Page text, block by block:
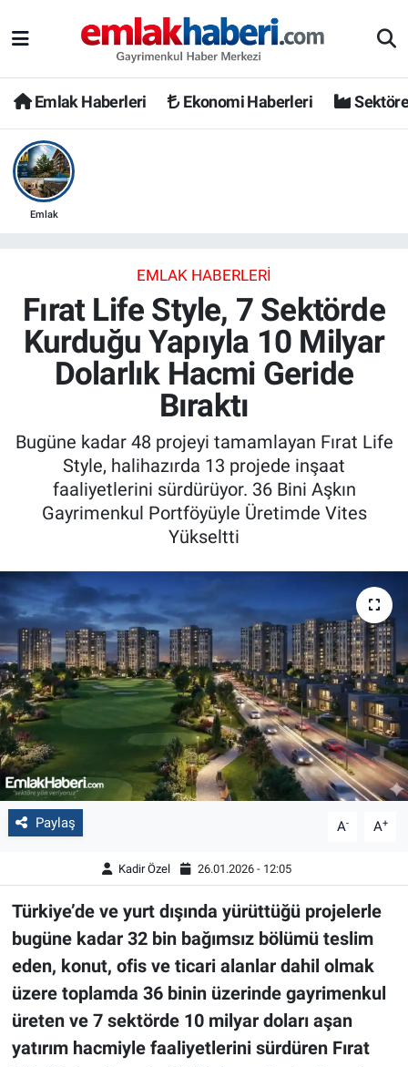
Emlak Haberleri Ekonomi Haberleri
Emlak
EMLAK HABERLERI
Fırat Life Style, 7 Sektörde
Kurduğu Yapıyla 10 Milyar
Dolarlık Hacmi Geride
Bıraktı
Bugüne kadar 48 projeyi tamamlayan Fırat Life
Style, halihazırda 13 projede inşaat
faaliyetlerini sürdürüyor. 36 Bini Aşkın
Gayrimenkul Portföyüyle Üretimde Vites
Yükseltti
Paylaş A- A+
Kadir Özel 26.01.2026 - 12:05
Türkiye’de ve yurt dışında yürüttüğü projelerle
bugüne kadar 32 bin bağımsız bölümü teslim
eden, konut, ofis ve ticari alanlar dahil olmak
üzere toplamda 36 binin üzerinde gayrimenkul
üreten ve 7 sektörde 10 milyar doları aşan
yatırım hacmiyle faaliyetlerini sürdüren Fırat